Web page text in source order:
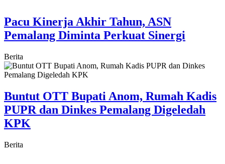
Pacu Kinerja Akhir Tahun, ASN
Pemalang Diminta Perkuat Sinergi
Berita
Buntut OTT Bupati Anom, Rumah Kadis
PUPR dan Dinkes Pemalang Digeledah
KPK
Berita